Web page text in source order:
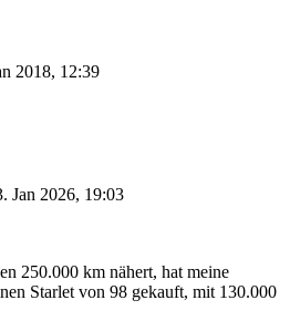
2018, 12:39
Jan 2026, 19:03
250.000 km nähert, hat meine
Starlet von 98 gekauft, mit 130.000